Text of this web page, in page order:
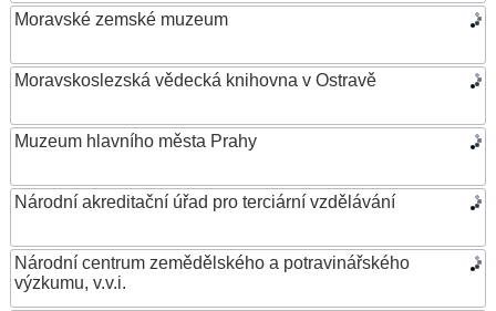
Moravské zemské muzeum
Moravskoslezská vědecká knihovna v Ostravě
Muzeum hlavního města Prahy
Národní akreditační úřad pro terciární vzdělávání
Národní centrum zemědělského a potravinářského
výzkumu, v.v.i.